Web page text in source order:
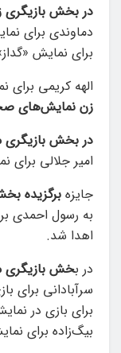
در بخش
دماوندی برای
برای نمایش
الهه کریمی
زن نمایش‌های
در بخش
امیر جلالی
جایزه برگزیده
به رسول احمدی
اهدا شد.
در بخش بازیگری
سرآبادانی برای
برای بازی در
بیگ‌زاده برای